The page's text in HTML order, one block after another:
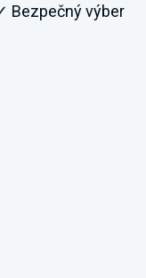
Bezpečný výber